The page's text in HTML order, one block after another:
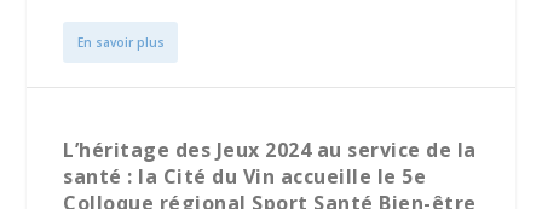
En savoir plus
L’héritage des Jeux 2024 au service de la
santé : la Cité du Vin accueille le 5e
Colloque régional Sport Santé Bien-être